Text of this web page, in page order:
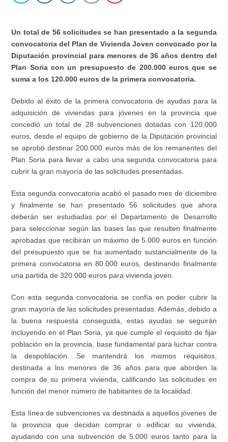
Un total de 56 solicitudes se han presentado a la segunda
convocatoria del Plan de Vivienda Joven convocado por la
Diputación provincial para menores de 36 años dentro del
Plan Soria con un presupuesto de 200.000 euros que se
suma a los 120.000 euros de la primera convocatoria.
Debido al éxito de la primera convocatoria de ayudas para la
adquisición de viviendas para jóvenes en la provincia que
concedió un total de 28 subvenciones dotadas con 120.000
euros, desde el equipo de gobierno de la Diputación provincial
se aprobó destinar 200.000 euros más de los remanentes del
Plan Soria para llevar a cabo una segunda convocatoria para
cubrir la gran mayoría de las solicitudes presentadas.
Esta segunda convocatoria acabó el pasado mes de diciembre
y finalmente se han presentado 56 solicitudes que ahora
deberán ser estudiadas por el Departamento de Desarrollo
para seleccionar según las bases las que resulten finalmente
aprobadas que recibirán un máximo de 5.000 euros en función
del presupuesto que se ha aumentado sustancialmente de la
primera convocatoria en 80.000 euros, destinando finalmente
una partida de 320.000 euros para vivienda joven.
Con esta segunda convocatoria se confía en poder cubrir la
gran mayoría de las solicitudes presentadas. Además, debido a
la buena respuesta conseguida, estas ayudas se seguirán
incluyendo en el Plan Soria, ya que cumple el requisito de fijar
población en la provincia, base fundamental para luchar contra
la despoblación. Se mantendrá los mismos requisitos,
destinada a los menores de 36 años para que aborden la
compra de su primera vivienda, calificando las solicitudes en
función del menor número de habitantes de la localidad.
Esta línea de subvenciones va destinada a aquellos jóvenes de
la provincia que decidan comprar o edificar su vivienda,
ayudando con una subvención de 5.000 euros tanto para la